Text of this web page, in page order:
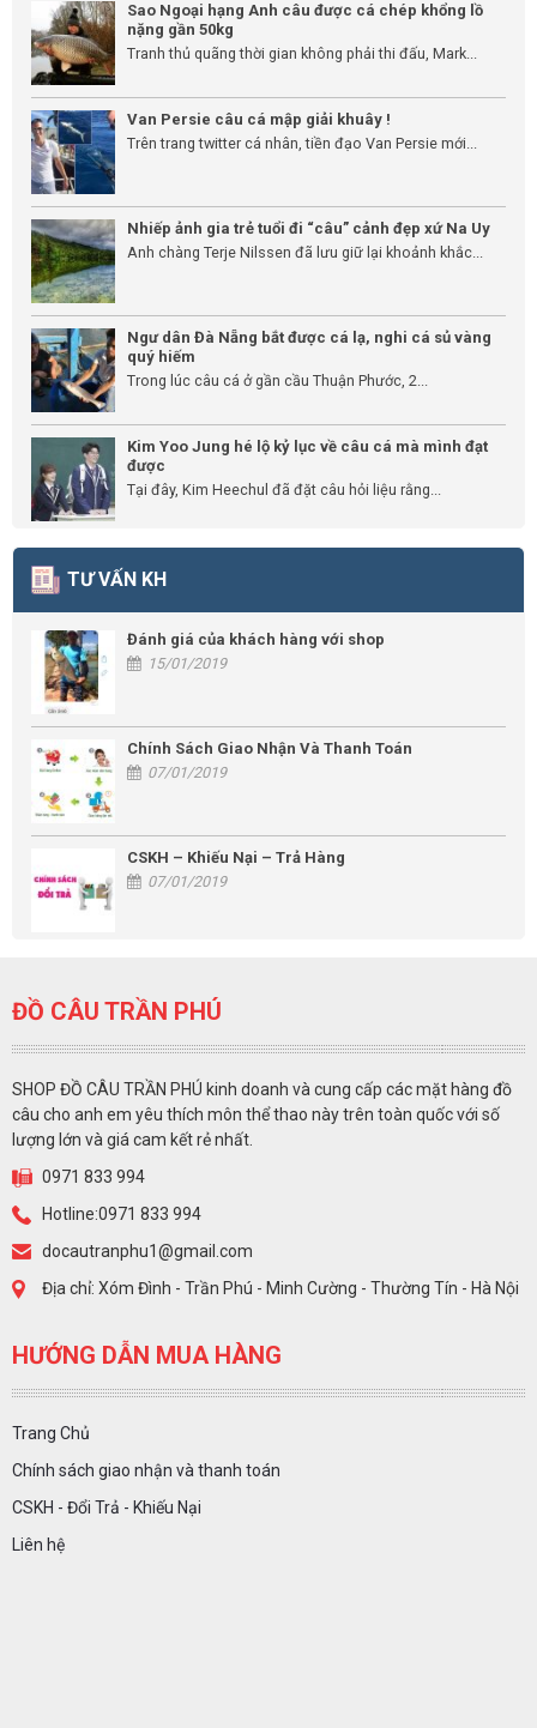
Sao Ngoại hạng Anh câu được cá chép khổng lồ
nặng gần 50kg
Tranh thủ quãng thời gian không phải thi đấu, Mark...
Van Persie câu cá mập giải khuây !
Trên trang twitter cá nhân, tiền đạo Van Persie mới...
Nhiếp ảnh gia trẻ tuổi đi “câu” cảnh đẹp xứ Na Uy
Anh chàng Terje Nilssen đã lưu giữ lại khoảnh khắc...
Ngư dân Đà Nẵng bắt được cá lạ, nghi cá sủ vàng
quý hiếm
Trong lúc câu cá ở gần cầu Thuận Phước, 2...
Kim Yoo Jung hé lộ kỷ lục về câu cá mà mình đạt
được
Tại đây, Kim Heechul đã đặt câu hỏi liệu rằng...
TƯ VẤN KH
Đánh giá của khách hàng với shop
15/01/2019
Chính Sách Giao Nhận Và Thanh Toán
07/01/2019
CSKH – Khiếu Nại – Trả Hàng
07/01/2019
ĐỒ CÂU TRẦN PHÚ
SHOP ĐỒ CÂU TRẦN PHÚ kinh doanh và cung cấp các mặt hàng đồ
câu cho anh em yêu thích môn thể thao này trên toàn quốc với số
lượng lớn và giá cam kết rẻ nhất.
0971 833 994
Hotline:0971 833 994
docautranphu1@gmail.com
Địa chỉ: Xóm Đình - Trần Phú - Minh Cường - Thường Tín - Hà Nội
HƯỚNG DẪN MUA HÀNG
Trang Chủ
Chính sách giao nhận và thanh toán
CSKH - Đổi Trả - Khiếu Nại
Liên hệ